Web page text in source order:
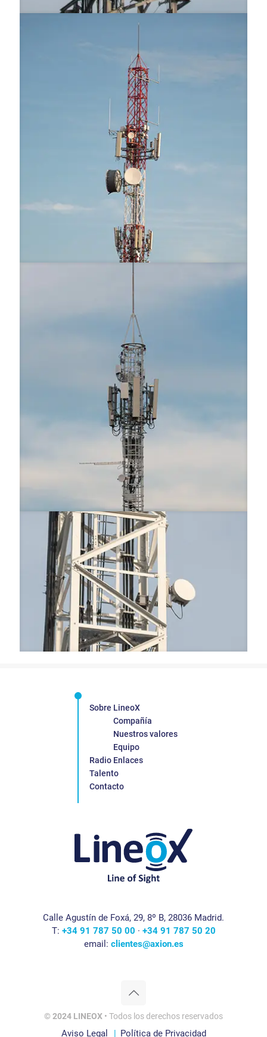
Sobre LineoX
Compañía
Nuestros valores
Equipo
Radio Enlaces
Talento
Contacto
Calle Agustín de Foxá, 29, 8º B, 28036 Madrid.
T: +34 91 787 50 00 · +34 91 787 50 20
email: clientes@axion.es
© 2024 LINEOX • Todos los derechos reservados
Aviso Legal Política de Privacidad